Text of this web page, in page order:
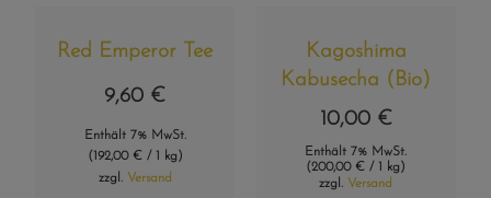
Red Emperor Tee
9,60 €
Enthält 7% MwSt.
(192,00 € / 1 kg)
zzgl. Versand
Kagoshima
Kabusecha (Bio)
10,00 €
Enthält 7% MwSt.
(200,00 € / 1 kg)
zzgl. Versand